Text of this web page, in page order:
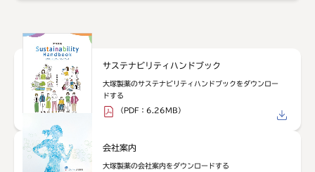
サステナビリティ ハンドブック
大塚製薬のサステナビリティハンドブックをダウンロー
ドする
（PDF：6.26MB）
会社案内
大塚製薬の会社案内をダウンロードする